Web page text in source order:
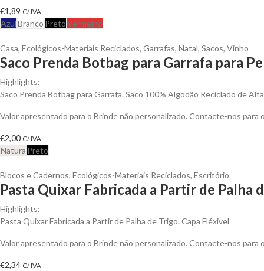
€1,89 C/ IVA
AzulBranco PretoVermelho
Casa, Ecológicos-Materiais Reciclados, Garrafas, Natal, Sacos, Vinho
Saco Prenda Botbag para Garrafa para
Highlights:
Saco Prenda Botbag para Garrafa. Saco 100% Algodão Reciclado de
Valor apresentado para o Brinde não personalizado. Contacte-nos
€2,00 C/ IVA
Natura Preto
Blocos e Cadernos, Ecológicos-Materiais Reciclados, Escritório
Pasta Quixar Fabricada a Partir de Palha
Highlights:
Pasta Quixar Fabricada a Partir de Palha de Trigo. Capa Fléxivel
Valor apresentado para o Brinde não personalizado. Contacte-nos
€2,34 C/ IVA